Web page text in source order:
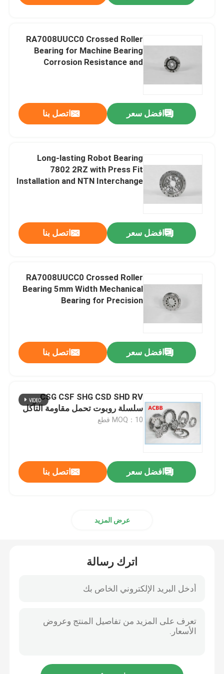
معلومات عنا
RA7008UUCC0 Crossed Roller
Bearing for Machine Bearing
Corrosion Resistance and
افضل سعر اتصل بنا
Long-lasting Robot Bearing
7802 2RZ with Press Fit
Installation and NTN Interchange
افضل سعر اتصل بنا
RA7008UUCC0 Crossed Roller
Bearing 5mm Width Mechanical
Bearing for Precision
افضل سعر اتصل بنا
CSG CSF SHG CSD SHD RV
سلسلة روبوت تحمل مقاومة التآكل
MOQ：10 قطع
افضل سعر اتصل بنا
عرض المزيد
اترك رسالة